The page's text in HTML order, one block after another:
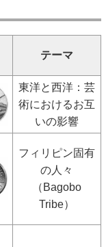
テーマ
東洋と西洋：芸
術におけるお互
いの影響
フィリピン固有
の人々
（Bagobo
Tribe）